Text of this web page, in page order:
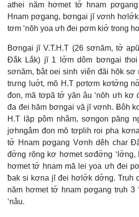
athei năm hơmet tơ̆ hnam
Hnam pơgang, bơngai jĭ vơnh
tơm ‘nŏh yoa ưh đei pơm kiơ̆ trong
Bơngai jĭ V.T.H.T (26 sơnăm, tơ̆
Đắk Lắk) jĭ 1 lơ̆m dôm bơngai
sơnăm, ƀât oei sinh viên đăi hŏk sơ
trưng luơ̆t, mŏ H.T pơtơm kơtơ̆ng
đon, mă tơpă tơ̆ yăn âu ‘nŏh ưh kơ
đa đei hăm bơngai vă jĭ vơnh. Ƀôh
H.T lăp pôm nhâm, sơngon păng
jơhngâm đon mŏ tơplih roi pha
tơ̆ Hnam pơgang Vơnh dêh char
đơ̆ng rŏng kơ hơmet sơđơ̆ng
hơmet tơ̆ hnam mă lei yoa ưh đei
ƀak si kơna jĭ đei hơlơ̆k dơ̆ng. Truh
năm hơmet tơ̆ hnam pơgang truh 3
‘nâu.